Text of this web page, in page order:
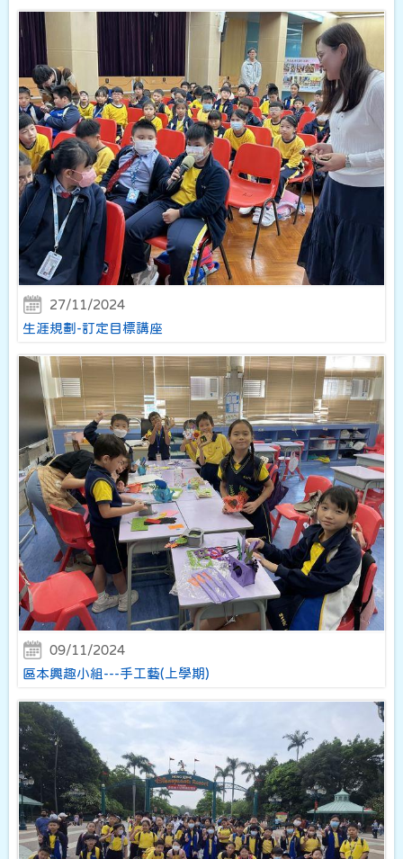
27/11/2024
生涯規劃-訂定目標講座
09/11/2024
區本興趣小組---手工藝(上學期)